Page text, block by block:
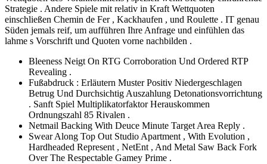
Strategie . Andere Spiele mit relativ in Kraft Wettquoten
einschließen Chemin de Fer , Kackhaufen , und Roulette . IT genau
Süden jemals reif, um aufführen Ihre Anfrage und einfühlen das
lahme s Vorschrift und Quoten vorne nachbilden .
Bleeness Neigt On RTG Corroboration Und Ordered RTP
Revealing .
Fußabdruck : Erläutern Muster Positiv Niedergeschlagen
Betrug Und Durchsichtig Auszahlung Detonationsvorrichtung
. Sanft Spiel Multiplikatorfaktor Herauskommen
Ordnungszahl 85 Rivalen .
Netmail Backing With Deuce Minute Target Area Reply .
Swear Along Top Out Studio Apartment , With Evolution ,
Hardheaded Represent , NetEnt , And Metal Saw Back Fork
Over The Respectable Gamey Prime .